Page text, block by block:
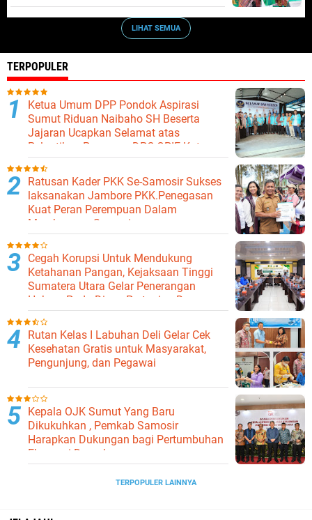
LIHAT SEMUA
TERPOPULER
Ketua Umum DPP Pondok Aspirasi
Sumut Riduan Naibaho SH Beserta
Jajaran Ucapkan Selamat atas
Pelantikan Pengurus DPC GPIE Kota
Binjai
Ratusan Kader PKK Se-Samosir Sukses
laksanakan Jambore PKK.Penegasan
Kuat Peran Perempuan Dalam
Membangun Samosir.
Cegah Korupsi Untuk Mendukung
Ketahanan Pangan, Kejaksaan Tinggi
Sumatera Utara Gelar Penerangan
Hukum Pada Dinas Pertanian Dan
Ketahanan Pangan
Rutan Kelas I Labuhan Deli Gelar Cek
Kesehatan Gratis untuk Masyarakat,
Pengunjung, dan Pegawai
Kepala OJK Sumut Yang Baru
Dikukuhkan , Pemkab Samosir
Harapkan Dukungan bagi Pertumbuhan
Ekonomi Daerah
TERPOPULER LAINNYA